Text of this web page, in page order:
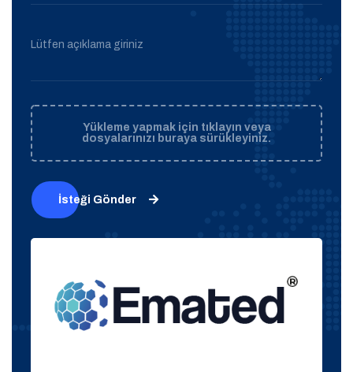
Lütfen açıklama giriniz
Yükleme yapmak için tıklayın veya
dosyalarınızı buraya sürükleyiniz.
İsteği Gönder